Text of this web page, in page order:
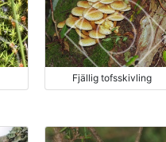
Fjällig tofsskivling